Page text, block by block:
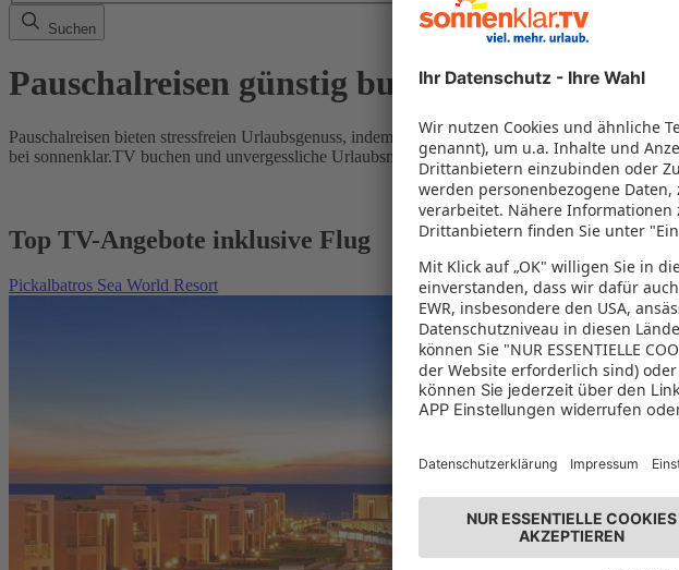
Suchen
Pauschalreisen günstig buchen
Pauschalreisen bieten stressfreien Urlaubsgenuss, indem Flug und Hotel in einem Paket
bei sonnenklar.TV buchen und unvergessliche Urlaubsmomente erleben!
Top TV-Angebote inklusive Flug
Pickalbatros Sea World Resort